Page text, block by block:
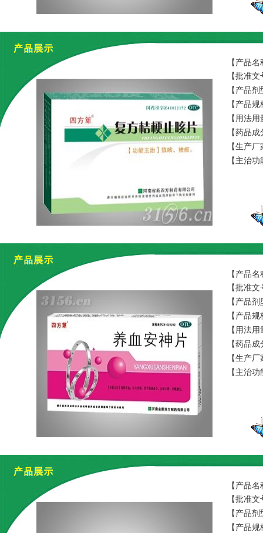
【产品
【批准
【产品
【产品
【用法
【药品
粉、硬
【生产
【主治
【产品
【批准
【产品
【产品
【用法
【药品
【生产
【主治
【产品
【批准
【产品
【产品